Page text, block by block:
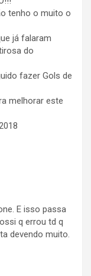
tenho o muito o
já falaram
do
fazer Gols de
melhorar este
E isso passa
q errou td q
devendo muito.